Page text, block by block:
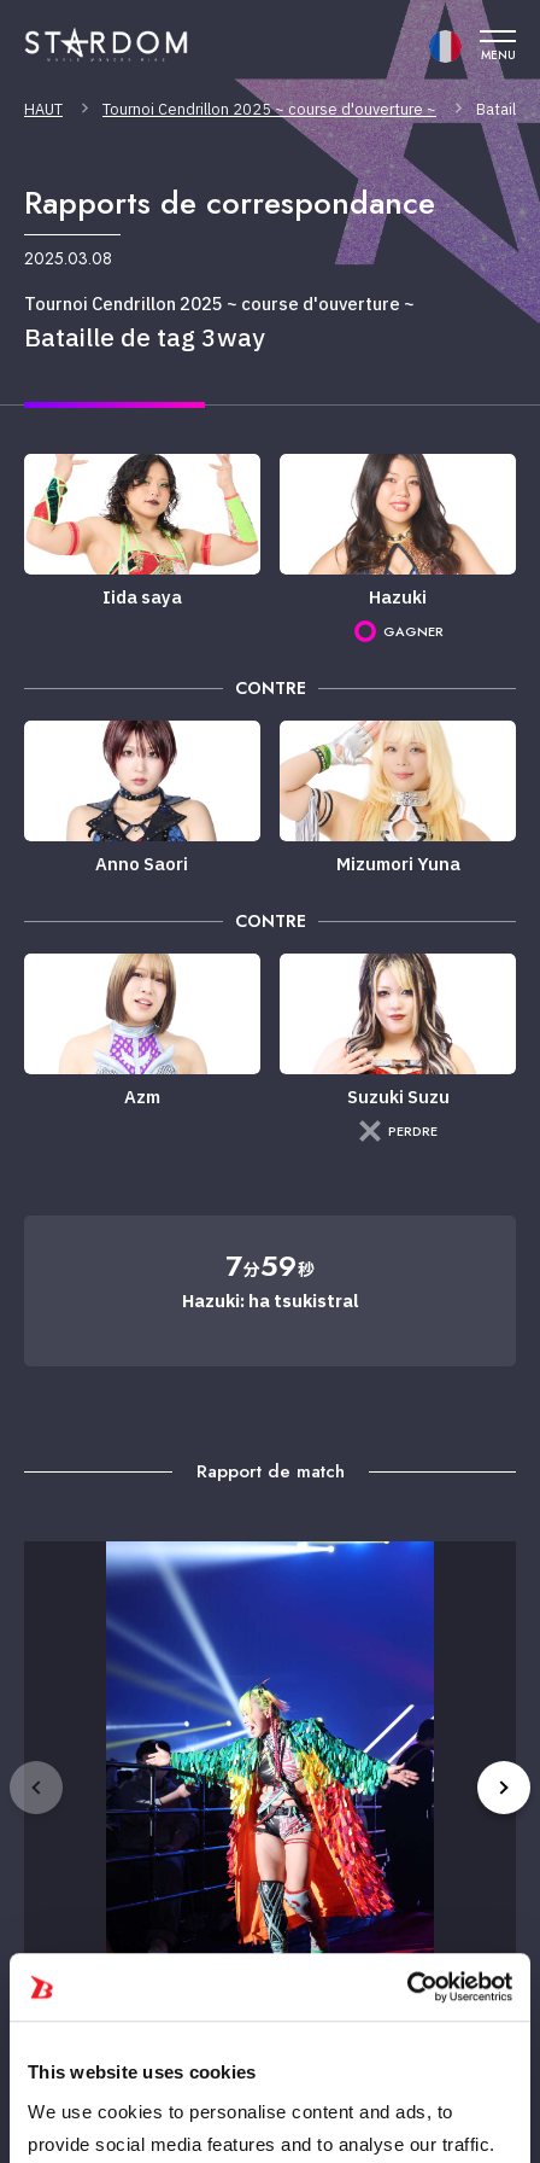
This website uses cookies
We use cookies to personalise content and ads, to
provide social media features and to analyse our traffic.
MENU
HAUT Tournoi Cendrillon 2025 ~ course d'ouverture ~ Bataille
Rapports de correspondance
2025.03.08
Tournoi Cendrillon 2025 ~ course d'ouverture ~
Bataille de tag 3way
Iida saya Hazuki
GAGNER
CONTRE
Anno Saori Mizumori Yuna
CONTRE
Azm Suzuki Suzu
PERDRE
7分59秒
Hazuki: ha tsukistral
Rapport de match